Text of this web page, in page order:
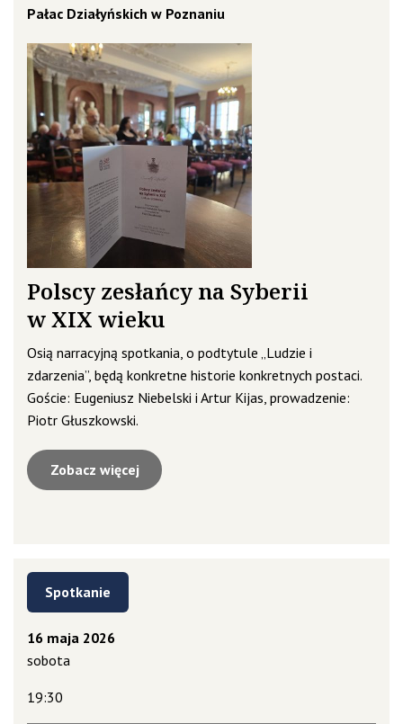
Pałac Działyńskich w Poznaniu
Polscy zesłańcy na Syberii
w XIX wieku
Osią narracyjną spotkania, o podtytule „Ludzie i
zdarzenia”, będą konkretne historie konkretnych postaci.
Goście: Eugeniusz Niebelski i Artur Kijas, prowadzenie:
Piotr Głuszkowski.
Zobacz więcej
Spotkanie
16 maja 2026
sobota
19:30